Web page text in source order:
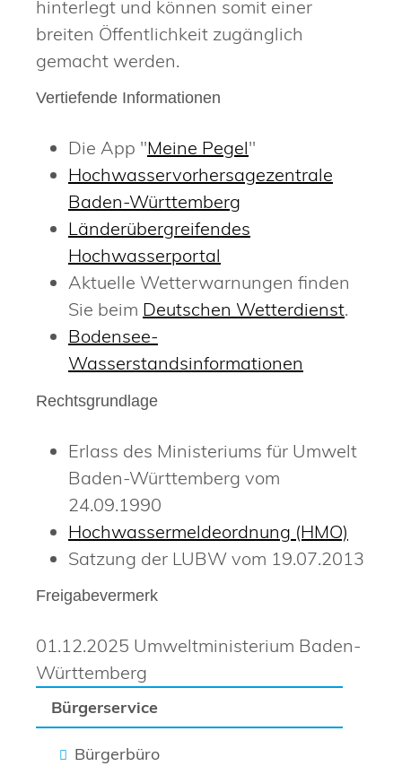
Bürgerservice
Bürgerbüro
hinterlegt und können somit einer
breiten Öffentlichkeit zugänglich
gemacht werden.
Vertiefende Informationen
Die App "Meine Pegel"
Hochwasservorhersagezentrale
Baden-Württemberg
Länderübergreifendes
Hochwasserportal
Aktuelle Wetterwarnungen finden
Sie beim Deutschen Wetterdienst.
Bodensee-
Wasserstandsinformationen
Rechtsgrundlage
Erlass des Ministeriums für Umwelt
Baden-Württemberg vom
24.09.1990
Hochwassermeldeordnung (HMO)
Satzung der LUBW vom 19.07.2013
Freigabevermerk
01.12.2025 Umweltministerium Baden-
Württemberg